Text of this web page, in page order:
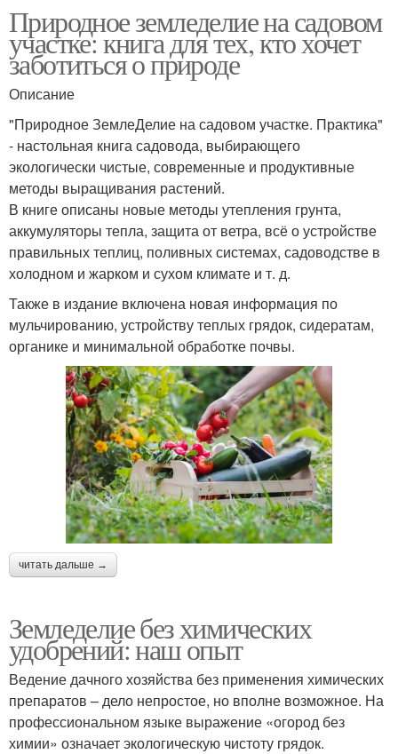
Природное земледелие на садовом
участке: книга для тех, кто хочет
заботиться о природе
Описание
"Природное ЗемлеДелие на садовом участке. Практика"
- настольная книга садовода, выбирающего
экологически чистые, современные и продуктивные
методы выращивания растений.
В книге описаны новые методы утепления грунта,
аккумуляторы тепла, защита от ветра, всё о устройстве
правильных теплиц, поливных системах, садоводстве в
холодном и жарком и сухом климате и т. д.
Также в издание включена новая информация по
мульчированию, устройству теплых грядок, сидератам,
органике и минимальной обработке почвы.
читать дальше →
Земледелие без химических
удобрений: наш опыт
Ведение дачного хозяйства без применения химических
препаратов – дело непростое, но вполне возможное. На
профессиональном языке выражение «огород без
химии» означает экологическую чистоту грядок.